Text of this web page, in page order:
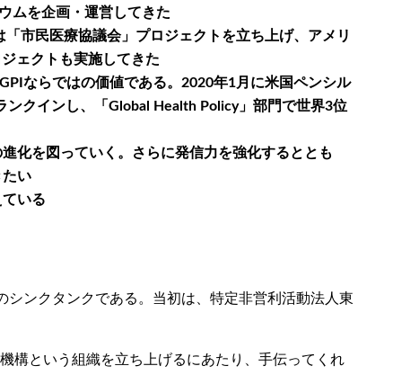
ムを企画・運営してきた
市民医療協議会」プロジェクトを立ち上げ、アメリ
ェクトも実施してきた
ならではの価値である。2020年1月に米国ペンシル
ンクインし、「Global Health Policy」部門で世界3位
化を図っていく。さらに発信力を強化するととも
たい
いる
ンクタンクである。当初は、特定非営利活動法人東
構という組織を立ち上げるにあたり、手伝ってくれ